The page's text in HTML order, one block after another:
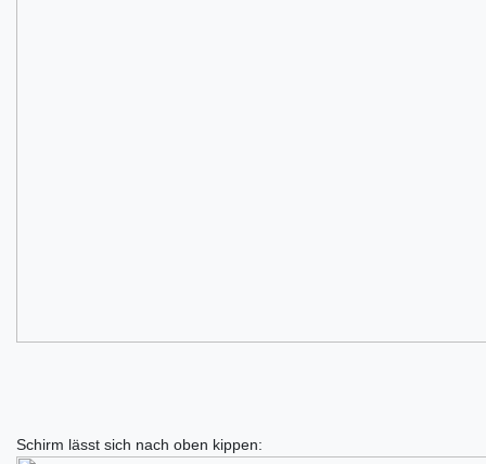
Schirm lässt sich nach oben kippen: